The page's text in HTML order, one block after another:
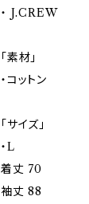
・ J.CREW
「素材」
・コットン
「サイズ」
・L
着丈 70
袖丈 88